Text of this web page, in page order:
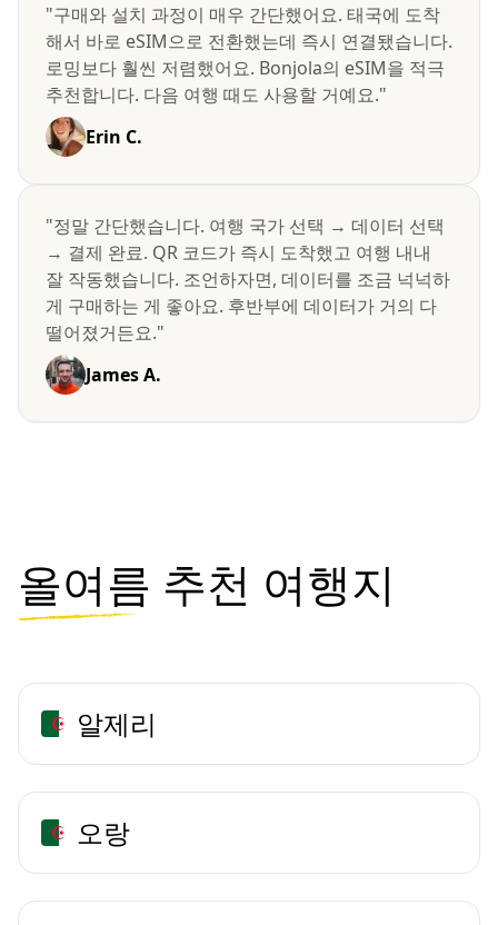
"구매와 설치 과정이 매우 간단했어요. 태국에 도착
해서 바로 eSIM으로 전환했는데 즉시 연결됐습니다.
로밍보다 훨씬 저렴했어요. Bonjola의 eSIM을 적극
추천합니다. 다음 여행 때도 사용할 거예요."
Erin C.
"정말 간단했습니다. 여행 국가 선택 → 데이터 선택
→ 결제 완료. QR 코드가 즉시 도착했고 여행 내내
잘 작동했습니다. 조언하자면, 데이터를 조금 넉넉하
게 구매하는 게 좋아요. 후반부에 데이터가 거의 다
떨어졌거든요."
James A.
올여름 추천 여행지
알제리
오랑